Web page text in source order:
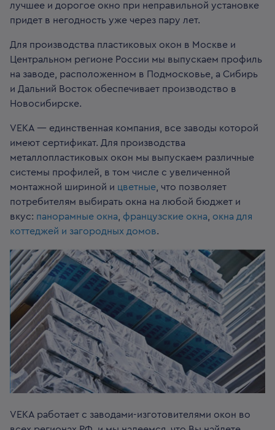
лучшее и дорогое окно при неправильной установке
придет в негодность уже через пару лет.
Для производства пластиковых окон в Москве и
Центральном регионе России мы выпускаем профиль
на заводе, расположенном в Подмосковье, а Сибирь
и Дальний Восток обеспечивает производство в
Новосибирске.
VEKA — единственная компания, все заводы которой
имеют сертификат. Для производства
металлопластиковых окон мы выпускаем различные
системы профилей, в том числе с увеличенной
монтажной шириной и цветные , что позволяет
потребителям выбирать окна на любой бюджет и
вкус: панорамные окна французские окна
окна для
коттеджей и загородных домов.
VEKA работает с заводами-изготовителями окон во